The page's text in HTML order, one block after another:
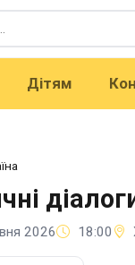
Дітям
2026 18:00